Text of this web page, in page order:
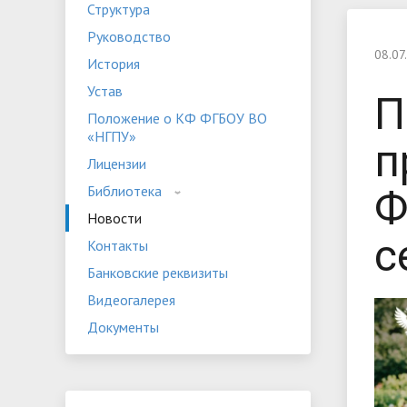
Устав
«НГПУ»
Банковские реквизиты
Программы дополнительного
образования
Оплата
Мероприятия
Структура
Руководство
История
Устав
Положение о КФ ФГБОУ ВО
«НГПУ»
Лицензии
Библиотека
Новости
Контакты
Банковские реквизиты
Видеогалерея
Документы